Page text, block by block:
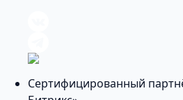
Сертифицированный